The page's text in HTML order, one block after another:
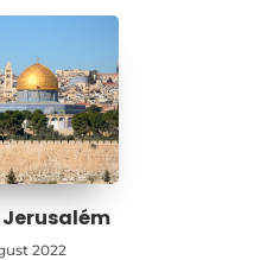
2022